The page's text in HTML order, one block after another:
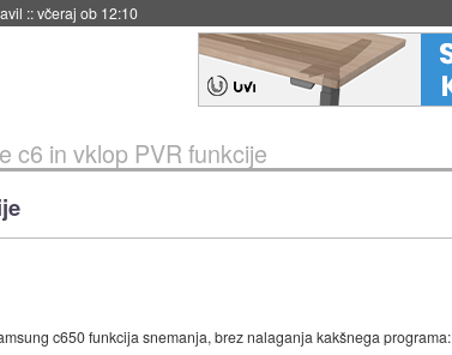
::včeraj ob 12:10
c6 in vklop PVR funkcije
c650 funkcija snemanja, brez nalaganja kakšnega programa: